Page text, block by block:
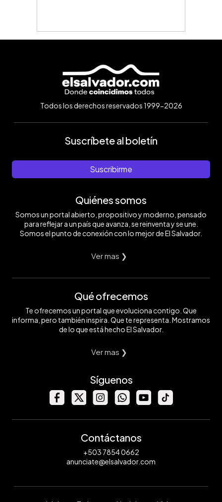
Todos los derechos reservados 1999-2026
Suscríbete al boletín
Suscribirme
Quiénes somos
Somos un portal abierto, propositivo y moderno, pensado
para reflejar a un país que avanza, se reinventa y se une.
Somos el punto de conexión con lo mejor de El Salvador.
Ver mas ❯
Qué ofrecemos
Te ofrecemos un portal que evoluciona contigo. Que
informa, pero también inspira. Que te representa. Mostramos
de lo que está hecho El Salvador.
Ver mas ❯
Síguenos
Contáctanos
+503 7854 0662
anunciate@elsalvador.com